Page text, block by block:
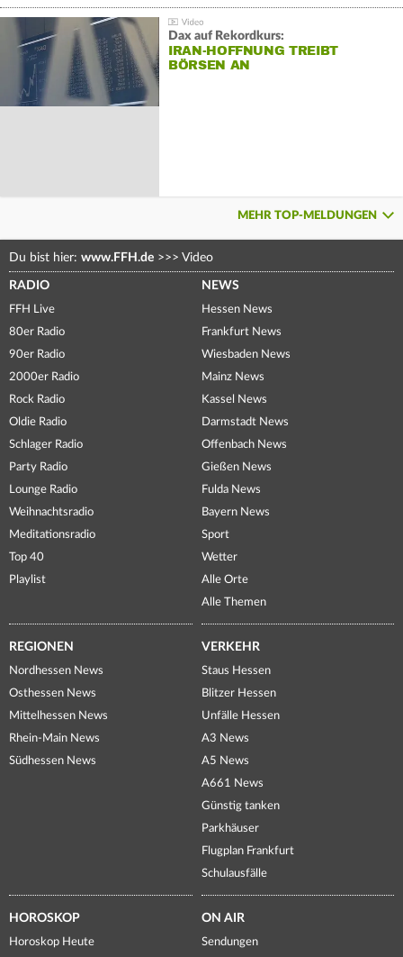
Dax auf Rekordkurs:
IRAN-HOFFNUNG TREIBT
BÖRSEN AN
MEHR TOP-MELDUNGEN
Du bist hier: www.FFH.de >>> Video
RADIO
FFH Live
80er Radio
90er Radio
2000er Radio
Rock Radio
Oldie Radio
Schlager Radio
Party Radio
Lounge Radio
Weihnachtsradio
Meditationsradio
Top 40
Playlist
NEWS
Hessen News
Frankfurt News
Wiesbaden News
Mainz News
Kassel News
Darmstadt News
Offenbach News
Gießen News
Fulda News
Bayern News
Sport
Wetter
Alle Orte
Alle Themen
REGIONEN
Nordhessen News
Osthessen News
Mittelhessen News
Rhein-Main News
Südhessen News
VERKEHR
Staus Hessen
Blitzer Hessen
Unfälle Hessen
A3 News
A5 News
A661 News
Günstig tanken
Parkhäuser
Flugplan Frankfurt
Schulausfälle
HOROSKOP
Horoskop Heute
ON AIR
Sendungen